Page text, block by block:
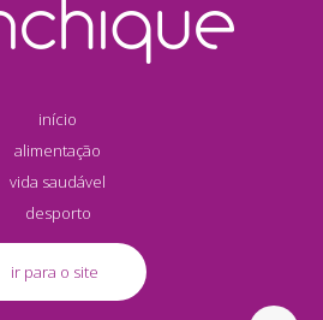
início
alimentação
vida saudável
desporto
ir para o site